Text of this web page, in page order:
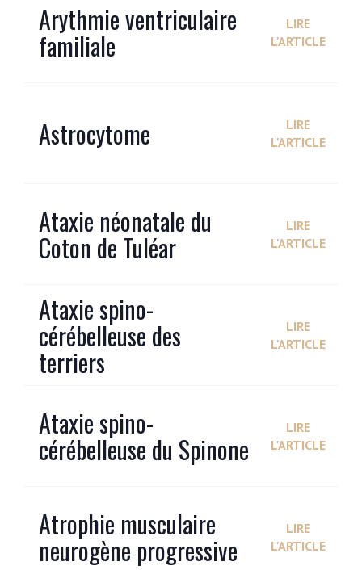
Arythmie ventriculaire
familiale
LIRE
L'ARTICLE
Astrocytome
LIRE
L'ARTICLE
Ataxie néonatale du
Coton de Tuléar
LIRE
L'ARTICLE
Ataxie spino-
cérébelleuse des
terriers
LIRE
L'ARTICLE
Ataxie spino-
cérébelleuse du Spinone
LIRE
L'ARTICLE
Atrophie musculaire
neurogène progressive
LIRE
L'ARTICLE